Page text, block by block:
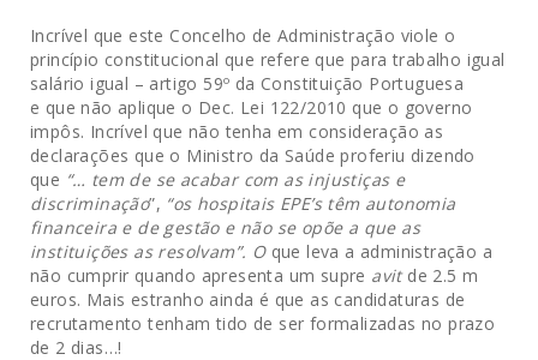
Incrível que este Concelho de Administração viole o
princípio constitucional que refere que para trabalho igual
salário igual – artigo 59º da Constituição Portuguesa
e que não aplique o Dec. Lei 122/2010 que o governo
impôs. Incrível que não tenha em consideração as
declarações que o Ministro da Saúde proferiu dizendo
que “… tem de se acabar com as injustiças e
discriminação”, “os hospitais EPE’s têm autonomia
financeira e de gestão e não se opõe a que as
instituições as resolvam”. Oque leva a administração a
não cumprir quando apresenta um supre avitde 2.5 m
euros. Mais estranho ainda é que as candidaturas de
recrutamento tenham tido de ser formalizadas no prazo
de 2 dias…!